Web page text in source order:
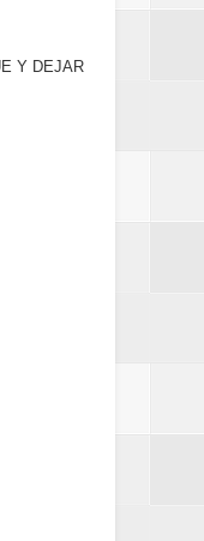
Y DEJAR